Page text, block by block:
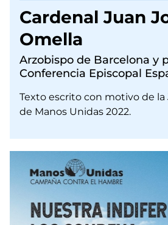
Cardenal Juan
Omella
Arzobispo de Barcelona y
Conferencia Episcopal
Texto escrito con motivo de la
de Manos Unidas 2022.